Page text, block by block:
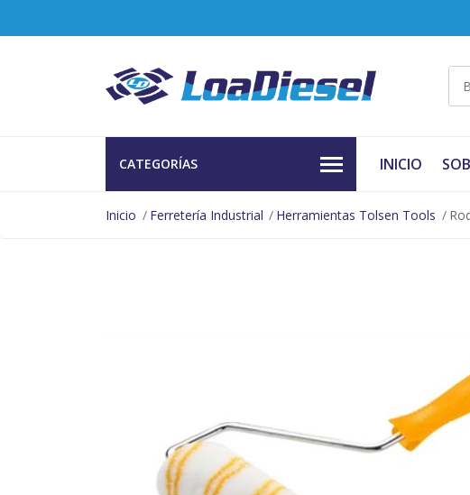
CATEGORÍAS INICIO
Inicio Ferretería Industrial Herramientas Tolsen Tools